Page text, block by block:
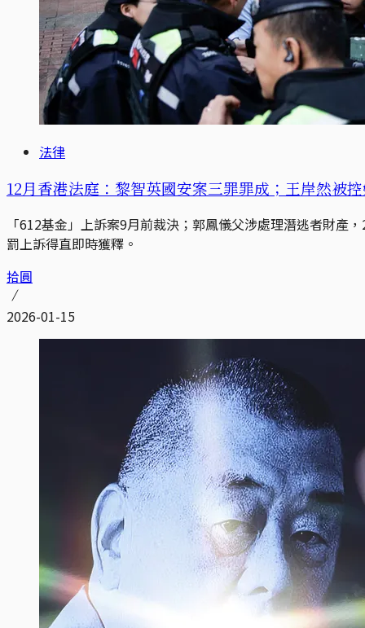
法律
12月香港法庭：黎智英國安案三罪罪成；王岸然被
「612基金」上訴案9月前裁決；郭鳳儀父涉處理潛逃者財
罰上訴得直即時獲釋。
拾圓
2026-01-15